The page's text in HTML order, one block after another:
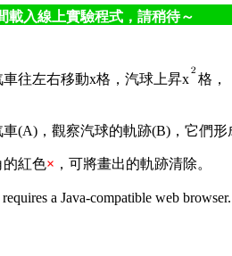
a Java-compatible web browser.
車往左右移動x格，汽球上昇x 格，
(A)，觀察汽球的軌跡(B)，它們
紅色× ， 可將畫出的軌跡清除。
載入線上實驗程式，請稍待～